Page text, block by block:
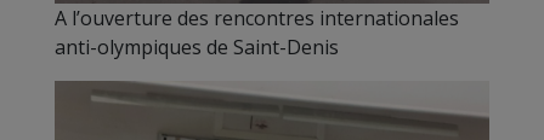
A l’ouverture des rencontres internationales
anti-olympiques de Saint-Denis